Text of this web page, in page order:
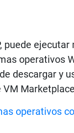
puede
operativos
descargar y
operativos